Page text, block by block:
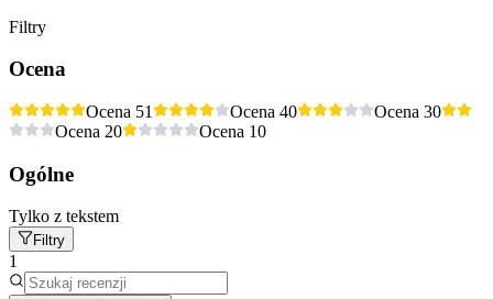
Filtry
Ocena
Ocena 51 Ocena 40 Ocena 30
Ocena 20 Ocena 10
Ogólne
Tylko z tekstem
Filtry
1